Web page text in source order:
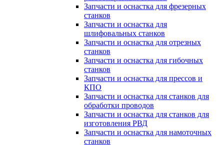
Запчасти и оснастка для фрезерных
станков
Запчасти и оснастка для
шлифовальных станков
Запчасти и оснастка для отрезных
станков
Запчасти и оснастка для гибочных
станков
Запчасти и оснастка для прессов и
КПО
Запчасти и оснастка для станков для
обработки проводов
Запчасти и оснастка для станков для
изготовления РВД
Запчасти и оснастка для намоточных
станков